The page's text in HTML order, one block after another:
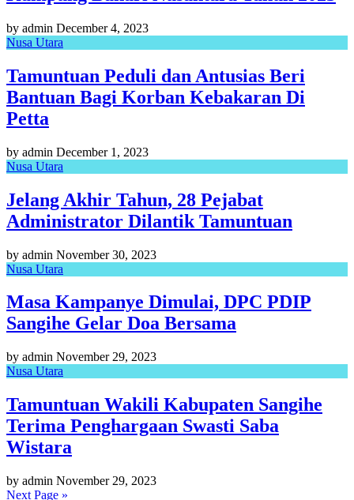
by admin December 4, 2023
Nusa Utara
Tamuntuan Peduli dan Antusias Beri
Bantuan Bagi Korban Kebakaran Di
Petta
by admin December 1, 2023
Nusa Utara
Jelang Akhir Tahun, 28 Pejabat
Administrator Dilantik Tamuntuan
by admin November 30, 2023
Nusa Utara
Masa Kampanye Dimulai, DPC PDIP
Sangihe Gelar Doa Bersama
by admin November 29, 2023
Nusa Utara
Tamuntuan Wakili Kabupaten Sangihe
Terima Penghargaan Swasti Saba
Wistara
by admin November 29, 2023
Next Page »